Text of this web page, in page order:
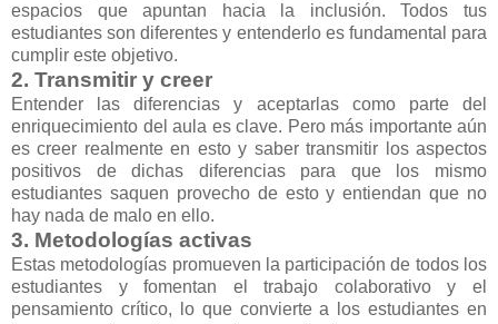
espacios que apuntan hacia la inclusión. Todos tus
estudiantes son diferentes y entenderlo es fundamental para
cumplir este objetivo.
2. Transmitir y creer
Entender las diferencias y aceptarlas como parte del
enriquecimiento del aula es clave. Pero más importante aún
es creer realmente en esto y saber transmitir los aspectos
positivos de dichas diferencias para que los mismo
estudiantes saquen provecho de esto y entiendan que no
hay nada de malo en ello.
3. Metodologías activas
Estas metodologías promueven la participación de todos los
estudiantes y fomentan el trabajo colaborativo y el
pensamiento crítico, lo que convierte a los estudiantes en